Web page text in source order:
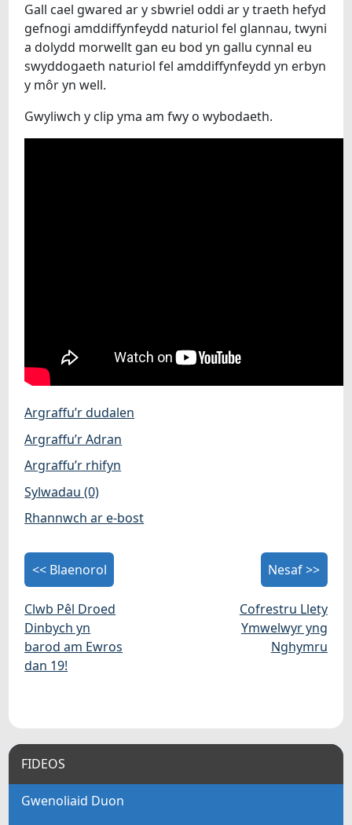
Gall cael gwared ar y sbwriel oddi ar y traeth hefyd
gefnogi amddiffynfeydd naturiol fel glannau, twyni
a dolydd morwellt gan eu bod yn gallu cynnal eu
swyddogaeth naturiol fel amddiffynfeydd yn erbyn
y môr yn well.
Gwyliwch y clip yma am fwy o wybodaeth.
Argraffu’r dudalen
Argraffu’r Adran
Argraffu’r rhifyn
Sylwadau (0)
Rhannwch ar e-bost
<< Blaenorol
Clwb Pêl Droed
Dinbych yn
barod am Ewros
dan 19!
Nesaf >>
Cofrestru Llety
Ymwelwyr yng
Nghymru
FIDEOS
Gwenoliaid Duon